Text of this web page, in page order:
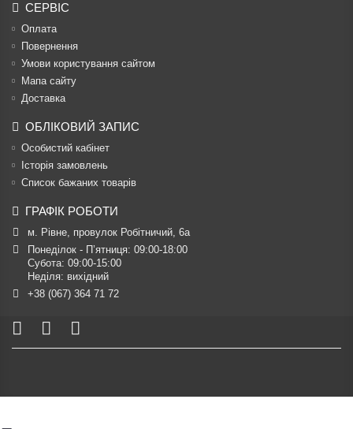
СЕРВІС
Оплата
Повернення
Умови користування сайтом
Мапа сайту
Доставка
ОБЛІКОВИЙ ЗАПИС
Особистий кабінет
Історія замовлень
Список бажаних товарів
ГРАФІК РОБОТИ
м. Рівне, провулок Робітничий, 6а
Понеділок - П’ятниця: 09:00-18:00
Субота: 09:00-15:00
Неділя: вихідний
+38 (067) 364 71 72